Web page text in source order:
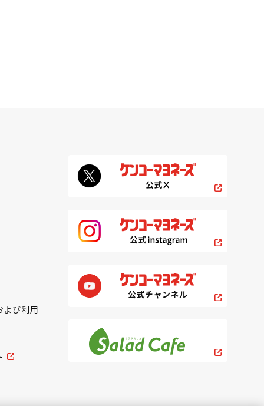
よび利用